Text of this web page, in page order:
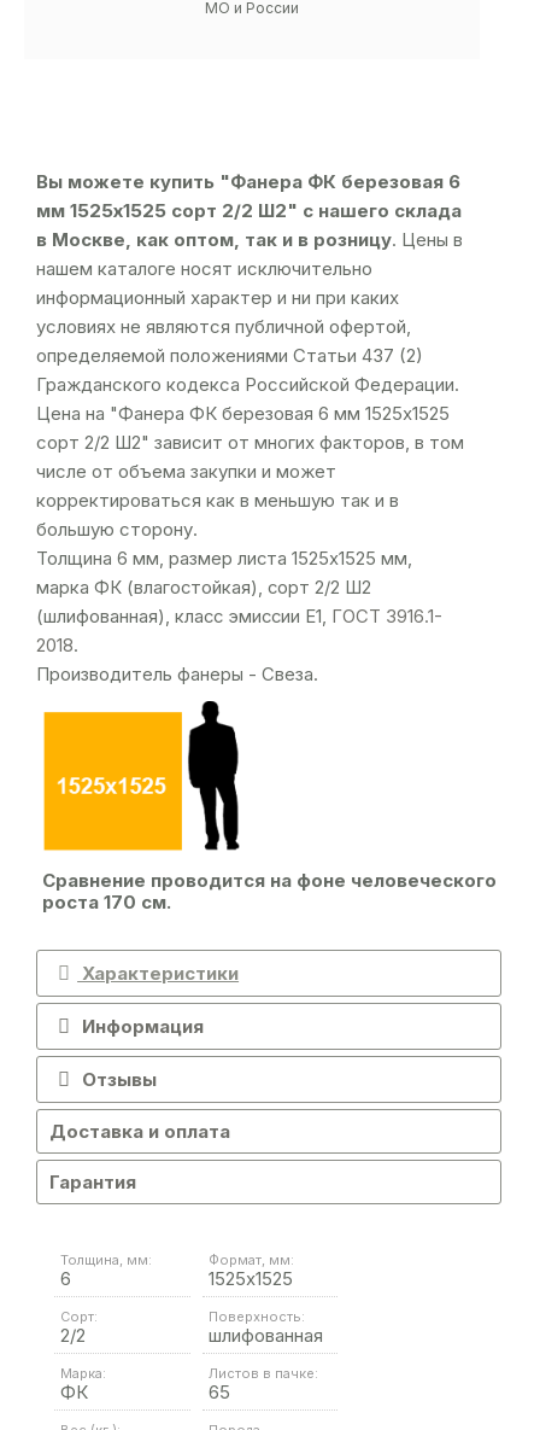
МО и России
Вы можете купить "Фанера ФК березовая 6
мм 1525х1525 сорт 2/2 Ш2" с нашего склада
в Москве, как оптом, так и в розницу. Цены в
нашем каталоге носят исключительно
информационный характер и ни при каких
условиях не являются публичной офертой,
определяемой положениями Статьи 437 (2)
Гражданского кодекса Российской Федерации.
Цена на "Фанера ФК березовая 6 мм 1525х1525
сорт 2/2 Ш2" зависит от многих факторов, в том
числе от объема закупки и может
корректироваться как в меньшую так и в
большую сторону.
Толщина 6 мм, размер листа 1525х1525 мм,
марка ФК (влагостойкая), сорт 2/2 Ш2
(шлифованная), класс эмиссии Е1, ГОСТ 3916.1-
2018.
Производитель фанеры - Свеза.
Сравнение проводится на фоне человеческого
роста 170 см.
Характеристики
Информация
Отзывы
Доставка и оплата
Гарантия
Толщина, мм:
6
Формат, мм:
1525х1525
Сорт:
2/2
Поверхность:
шлифованная
Марка:
ФК
Листов в пачке:
65